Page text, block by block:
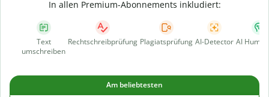
In allen Premium-Abonnements inkludiert:
Text
umschreiben
Rechtschreibprüfung Plagiatsprüfung AI-Detector AI
Am beliebtesten